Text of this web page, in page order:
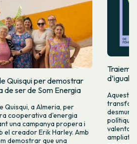
Quisqui per demostrar
de ser de Som Energia
Quisqui, a Almeria, per
cooperativa d'energia
una campanya propera i
el creador Erik Harley. Amb
demostrar que una
Traiem
Aquest
valenta